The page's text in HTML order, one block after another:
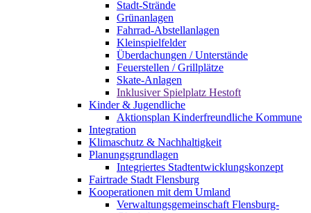
Stadt-Strände
Grünanlagen
Fahrrad-Abstellanlagen
Kleinspielfelder
Überdachungen / Unterstände
Feuerstellen / Grillplätze
Skate-Anlagen
Inklusiver Spielplatz Hestoft
Kinder & Jugendliche
Aktionsplan Kinderfreundliche Kommune
Integration
Klimaschutz & Nachhaltigkeit
Planungsgrundlagen
Integriertes Stadtentwicklungskonzept
Fairtrade Stadt Flensburg
Kooperationen mit dem Umland
Verwaltungsgemeinschaft Flensburg-